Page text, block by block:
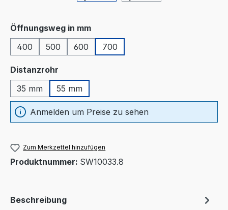
Öffnungsweg in mmauswählen
400
500 600 700
Distanzrohr
35 mm
55 mm
Anmelden um Preise zu sehen
Zum Merkzettel hinzufügen
Produktnummer: SW10033.8
Beschreibung